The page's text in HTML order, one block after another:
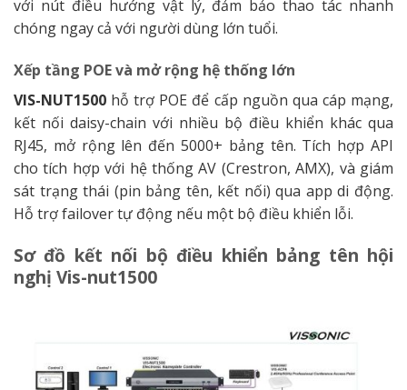
với nút điều hướng vật lý, đảm bảo thao tác nhanh
chóng ngay cả với người dùng lớn tuổi.
Xếp tầng POE và mở rộng hệ thống lớn
VIS-NUT1500 hỗ trợ POE để cấp nguồn qua cáp mạng,
kết nối daisy-chain với nhiều bộ điều khiển khác qua
RJ45, mở rộng lên đến 5000+ bảng tên. Tích hợp API
cho tích hợp với hệ thống AV (Crestron, AMX), và giám
sát trạng thái (pin bảng tên, kết nối) qua app di động.
Hỗ trợ failover tự động nếu một bộ điều khiển lỗi.
Sơ đồ kết nối bộ điều khiển bảng tên hội
nghị Vis-nut1500